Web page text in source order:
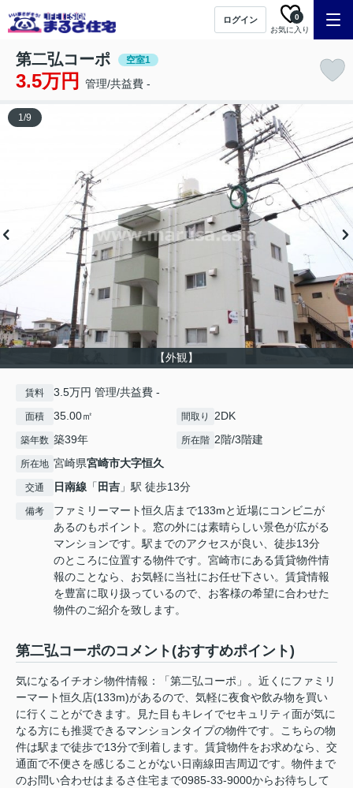
ログイン
お気に入り
0
第二弘コーポ 空室1
3.5万円 管理/共益費 -
【外観】
1/9
賃料 3.5万円 管理/共益費 -
面積 35.00㎡ 間取り 2DK
築年数 築39年 所在階 2階/3階建
所在地 宮崎県宮崎市大字恒久
交通 日南線 「 田吉 」駅 徒歩13分
備考
ファミリーマート恒久店まで133mと近場にコンビニが
あるのもポイント。窓の外には素晴らしい景色が広がる
マンションです。駅までのアクセスが良い、徒歩13分
のところに位置する物件です。宮崎市にある賃貸物件情
報のことなら、お気軽に当社にお任せ下さい。賃貸情報
を豊富に取り扱っているので、お客様の希望に合わせた
物件のご紹介を致します。
第二弘コーポのコメント(おすすめポイント)
気になるイチオシ物件情報：「第二弘コーポ」。近くにファミリ
ーマート恒久店(133m)があるので、気軽に夜食や飲み物を買い
に行くことができます。見た目もキレイでセキュリティ面が気に
なる方にも推奨できるマンションタイプの物件です。こちらの物
件は駅まで徒歩で13分で到着します。賃貸物件をお求めなら、交
通面で不便さを感じることがない日南線田吉周辺です。物件まで
のお問い合わせはまるさ住宅まで0985-33-9000からお待ちして